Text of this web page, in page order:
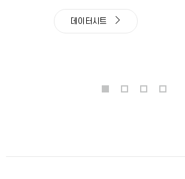
데이터시트